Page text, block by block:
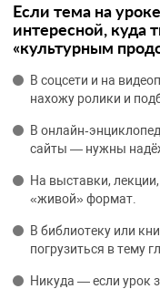
Если тема на
интересной, куда
«культурным
В соцсети и на
нахожу ролики и
В
сайты — нужны
На выставки,
«живой» формат.
В библиотеку или
погрузиться в тему
Никуда — если урок